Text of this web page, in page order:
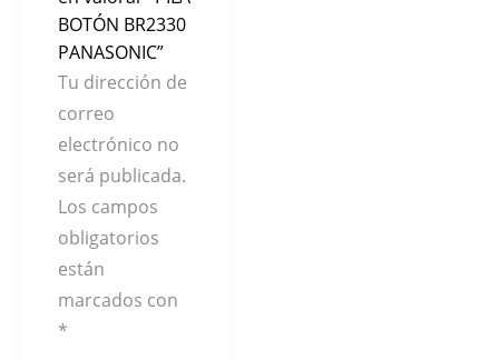
BOTÓN BR2330
PANASONIC”
Tu dirección de
correo
electrónico no
será publicada.
Los campos
obligatorios
están
marcados con
*